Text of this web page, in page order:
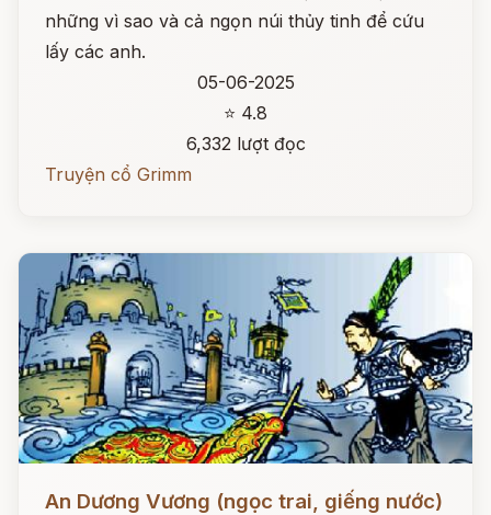
những vì sao và cả ngọn núi thủy tinh để cứu
lấy các anh.
05-06-2025
⭐ 4.8
6,332 lượt đọc
Truyện cổ Grimm
An Dương Vương (ngọc trai, giếng nước)